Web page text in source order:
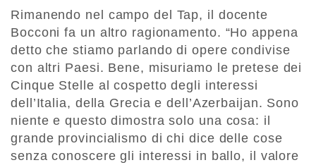
Rimanendo nel campo del Tap, il docente
Bocconi fa un altro ragionamento. “Ho appena
detto che stiamo parlando di opere condivise
con altri Paesi. Bene, misuriamo le pretese dei
Cinque Stelle al cospetto degli interessi
dell’Italia, della Grecia e dell’Azerbaijan. Sono
niente e questo dimostra solo una cosa: il
grande provincialismo di chi dice delle cose
senza conoscere gli interessi in ballo, il valore